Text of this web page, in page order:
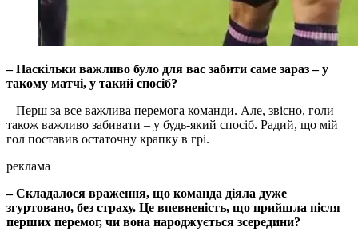
– Наскільки важливо було для вас забити саме зараз – у
такому матчі, у такий спосіб?
– Перш за все важлива перемога команди. Але, звісно, голи
також важливо забивати – у будь-який спосіб. Радий, що мій
гол поставив остаточну крапку в грі.
реклама
– Складалося враження, що команда діяла дуже
згуртовано, без страху. Це впевненість, що прийшла після
перших перемог, чи вона народжується зсередини?